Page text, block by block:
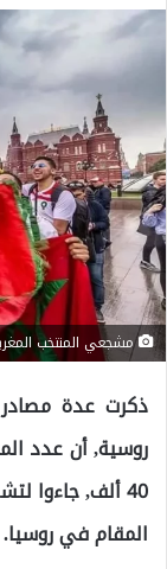
مشجعي المنتخب
ذكرت عدة مصادر
روسية, أن عدد
40 ألف, جاءوا
المقام في روسيا.